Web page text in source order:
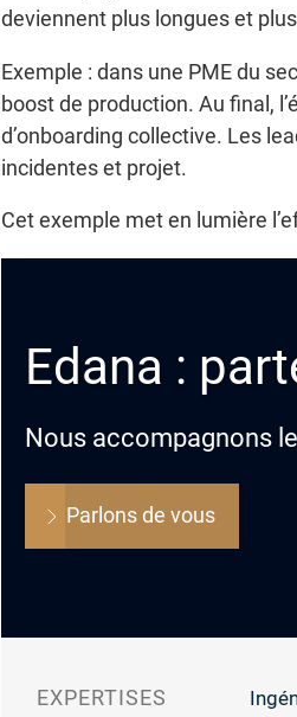
deviennent plus longues et
Exemple : dans une PME du
boost de production. Au final,
d’onboarding collective. Les
incidentes et projet.
Cet exemple met en lumière
Edana :
Nous accompagnons
Parlons de vous
EXPERTISES